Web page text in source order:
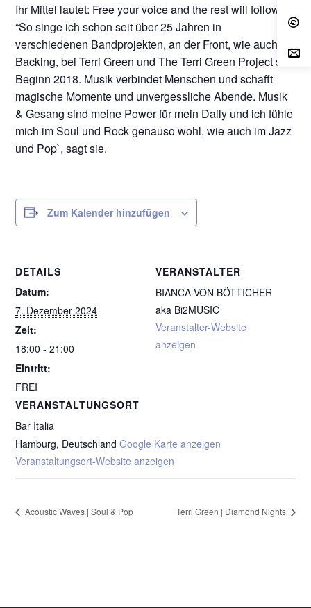
Ihr Mittel lautet: Free your voice and the rest will follow!
“So singe ich schon seit über 25 Jahren in
verschiedenen Bandprojekten, an der Front, wie auch im
Backing, bei Terri Green und The Terri Green Project seit
Beginn 2018. Musik verbindet Menschen und schafft
magische Momente und unvergessliche Abende. Musik
& Gesang sind meine Power für mein Daily und ich fühle
mich im Soul und Rock genauso wohl, wie auch im Jazz
und Pop`, sagt sie.
Zum Kalender hinzufügen
DETAILS
Datum:
7. Dezember 2024
Zeit:
18:00 - 21:00
Eintritt:
FREI
VERANSTALTUNGSORT
Bar Italia
Hamburg, Deutschland Google Karte anzeigen
Veranstaltungsort-Website anzeigen
VERANSTALTER
BIANCA VON BÖTTICHER
aka Bi2MUSIC
Veranstalter-Website
anzeigen
Acoustic Waves | Soul & Pop Terri Green | Diamond Nights